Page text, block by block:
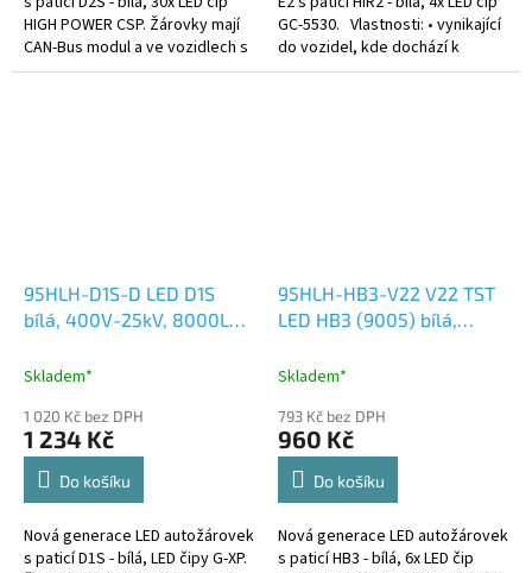
HIGH POWER CSP. Žárovky mají
CAN-Bus modul a ve vozidlech s
hlídáním prasklé žárovky nehlásí
GC-5530. Vlastnosti: • vynikající
do vozidel, kde dochází k
častému praskání klasických
95HLH-D1S-D LED D1S
bílá, 400V-25kV, 8000LM,
Skladem*
1 020 Kč bez DPH
1 234 Kč
Do košíku
Nová generace LED autožárovek
s paticí D1S - bílá, LED čipy G-XP.
95HLH-HB3-V22 V22 TST
LED HB3 (9005) bílá,
Skladem*
793 Kč bez DPH
960 Kč
Do košíku
Nová generace LED autožárovek
s paticí HB3 - bílá, 6x LED čip